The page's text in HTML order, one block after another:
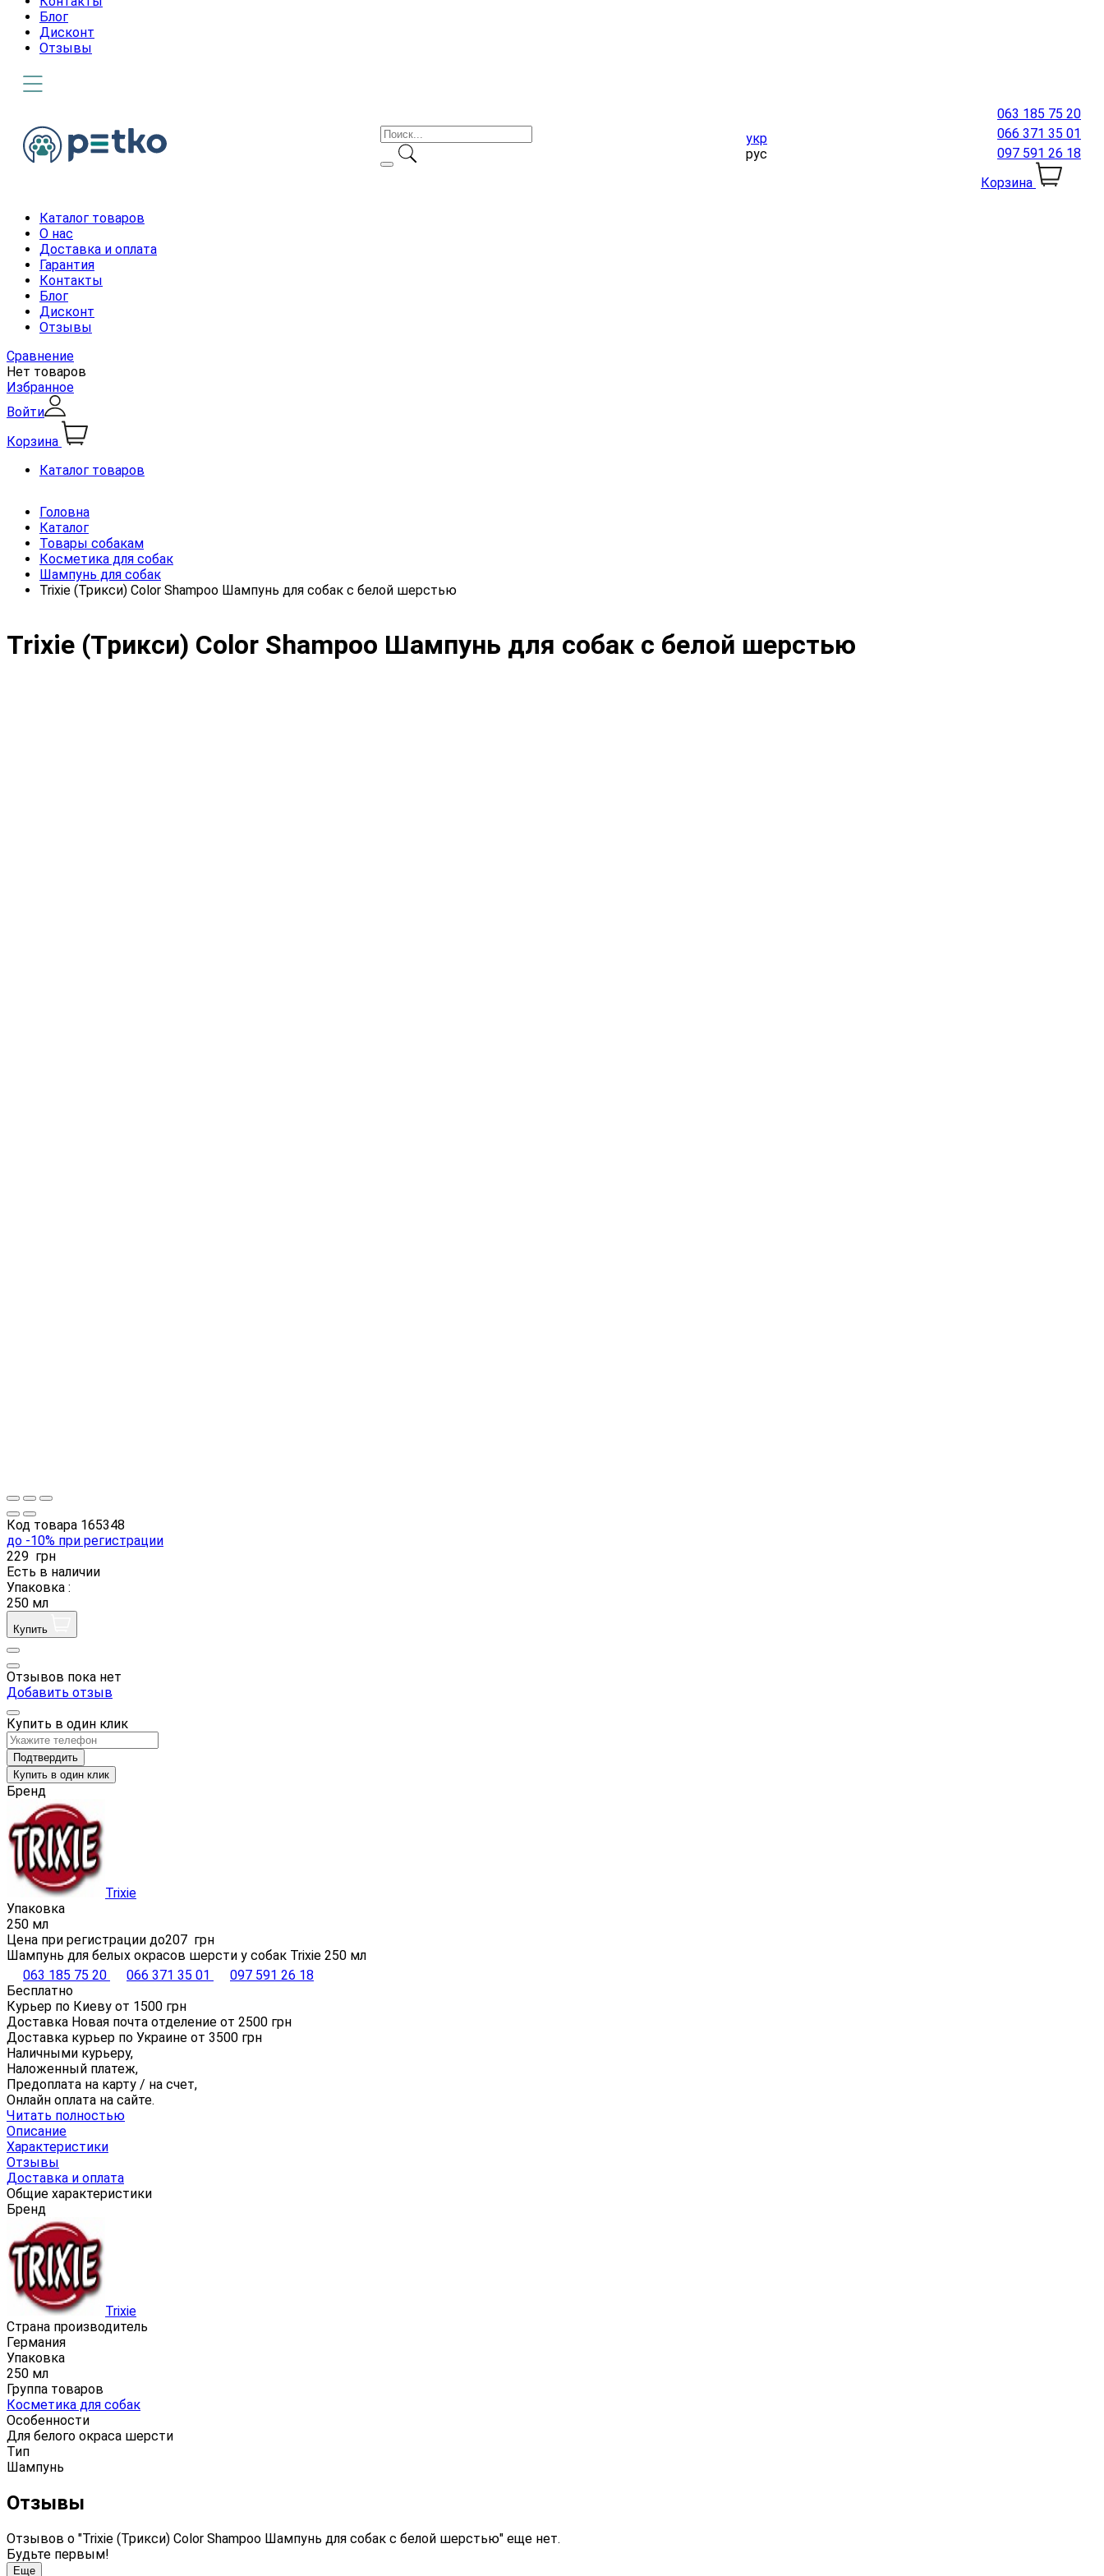
Блог
Дисконт
Отзывы
укр
рус
063 185 75 20
066 371 35 01
097 591 26 18
Корзина
Каталог товаров
О нас
Доставка и оплата
Гарантия
Контакты
Блог
Дисконт
Отзывы
Сравнение
Нет товаров
Избранное
Войти
Корзина
Каталог товаров
Головна
Каталог
Товары собакам
Косметика для собак
Шампунь для собак
Trixie (Трикси) Color Shampoo Шампунь для собак с белой шерстью
Trixie (Трикси) Color Shampoo Шампунь для собак с белой шерстью
Код товара 165348
до -10% при регистрации
229 грн
Есть в наличии
Упаковка :
250 мл
Купить
Отзывов пока нет
Добавить отзыв
Купить в один клик
Подтвердить
Купить в один клик
Бренд
Trixie
Упаковка
250 мл
Цена при регистрации до207 грн
Шампунь для белых окрасов шерсти у собак Trixie 250 мл
063 185 75 20
066 371 35 01
097 591 26 18
Бесплатно
Курьер по Киеву от 1500 грн
Доставка Новая почта отделение от 2500 грн
Доставка курьер по Украине от 3500 грн
Наличными курьеру,
Наложенный платеж,
Предоплата на карту / на счет,
Онлайн оплата на сайте.
Читать полностью
Описание
Характеристики
Отзывы
Доставка и оплата
Общие характеристики
Бренд
Trixie
Страна производитель
Германия
Упаковка
250 мл
Группа товаров
Косметика для собак
Особенности
Для белого окраса шерсти
Тип
Шампунь
Отзывы
Отзывов о "Trixie (Трикси) Color Shampoo Шампунь для собак с белой шерстью" еще нет.
Будьте первым!
Еще